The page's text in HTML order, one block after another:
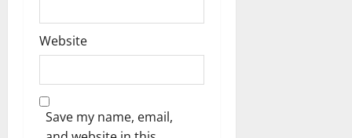
Website
Save my name, email,